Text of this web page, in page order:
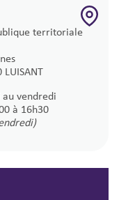
territoriale
vendredi
à 16h30